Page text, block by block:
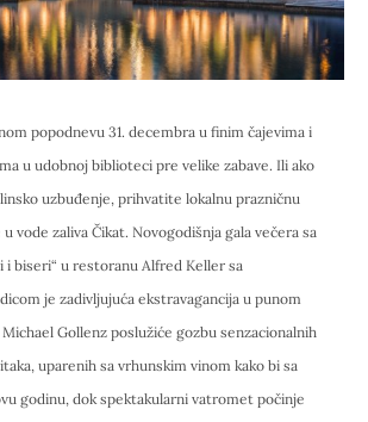
popodnevu 31. decembra u finim čajevima i
u udobnoj biblioteci pre velike zabave. Ili ako
uzbuđenje, prihvatite lokalnu prazničnu
vode zaliva Čikat. Novogodišnja gala večera sa
i biseri“ u restoranu Alfred Keller sa
je zadivljujuća ekstravagancija u punom
Gollenz poslužiće gozbu senzacionalnih
uparenih sa vrhunskim vinom kako bi sa
godinu, dok spektakularni vatromet počinje